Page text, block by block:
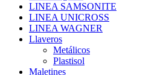
LINEA SAMSONITE
LINEA UNICROSS
LINEA WAGNER
Llaveros
Metálicos
Plastisol
Maletines